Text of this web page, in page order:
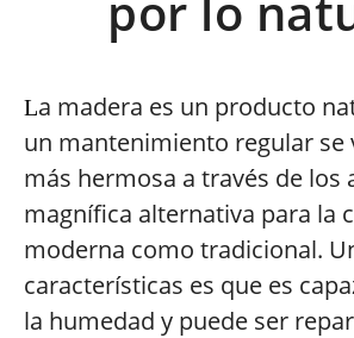
La madera es un producto
un mantenimiento regular se
más hermosa a través de los
magnífica alternativa para la
moderna como tradicional.
características es que es
la humedad y puede ser